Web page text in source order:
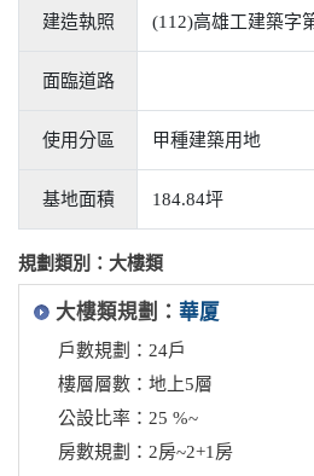
建造執照 (112)高雄工建築字
面臨道路
使用分區 甲種建築用地
基地面積 184.84坪
規劃類別：大樓類
大樓類規劃： 華厦
戶數規劃：24戶
樓層層數：地上5層
公設比率：25 %~
房數規劃：2房~2+1房